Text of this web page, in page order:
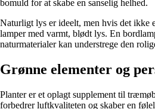
bomuld for at skabe en sanselig helhed.
Naturligt lys er ideelt, men hvis det ikke
lamper med varmt, blødt lys. En
naturmaterialer kan understrege den
Grønne elementer og
Planter er et oplagt supplement til
forbedrer luftkvaliteten og skaber en